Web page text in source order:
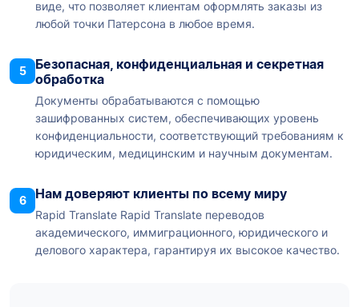
виде, что позволяет клиентам оформлять заказы из
любой точки Патерсона в любое время.
5
Безопасная, конфиденциальная и секретная
обработка
Документы обрабатываются с помощью
зашифрованных систем, обеспечивающих уровень
конфиденциальности, соответствующий требованиям к
юридическим, медицинским и научным документам.
6 Нам доверяют клиенты по всему миру
Rapid Translate Rapid Translate переводов
академического, иммиграционного, юридического и
делового характера, гарантируя их высокое качество.